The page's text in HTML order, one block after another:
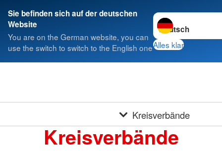
Sie befinden sich auf der deutschen
Website
You are on the German website, you can
use the switch to switch to the English one
Sprache wechseln
Alles klar
Kreisverbände
Kreisverbände